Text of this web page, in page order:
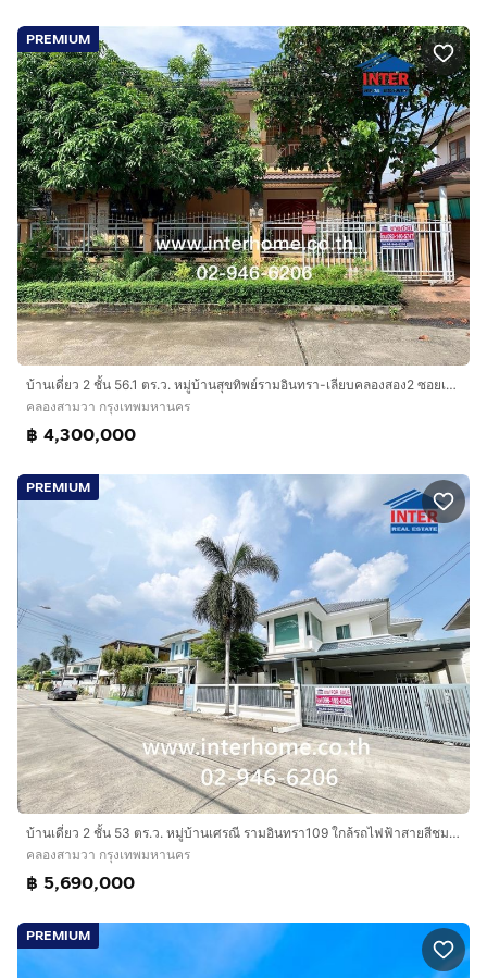
PREMIUM
บ้านเดี่ยว 2 ชั้น 56.1 ตร.ว. หมู่บ้านสุขทิพย์รามอินทรา-เลียบคลองสอง2 ซอยเลียบคลองสอง2 ถนนเลียบคลองสอง ถนนคู้บอน ถนนรามอินทรา เขตคลองสามวา
คลองสามวา กรุงเทพมหานคร
฿ 4,300,000
PREMIUM
บ้านเดี่ยว 2 ชั้น 53 ตร.ว. หมู่บ้านเศรณี รามอินทรา109 ใกล้รถไฟฟ้าสายสีชมพู ซอยพระยาสุเรนทร์30 ถนนรามอินทรา ถนนพระยาสุเรนทร์ เขตคลองสามวา
คลองสามวา กรุงเทพมหานคร
฿ 5,690,000
PREMIUM